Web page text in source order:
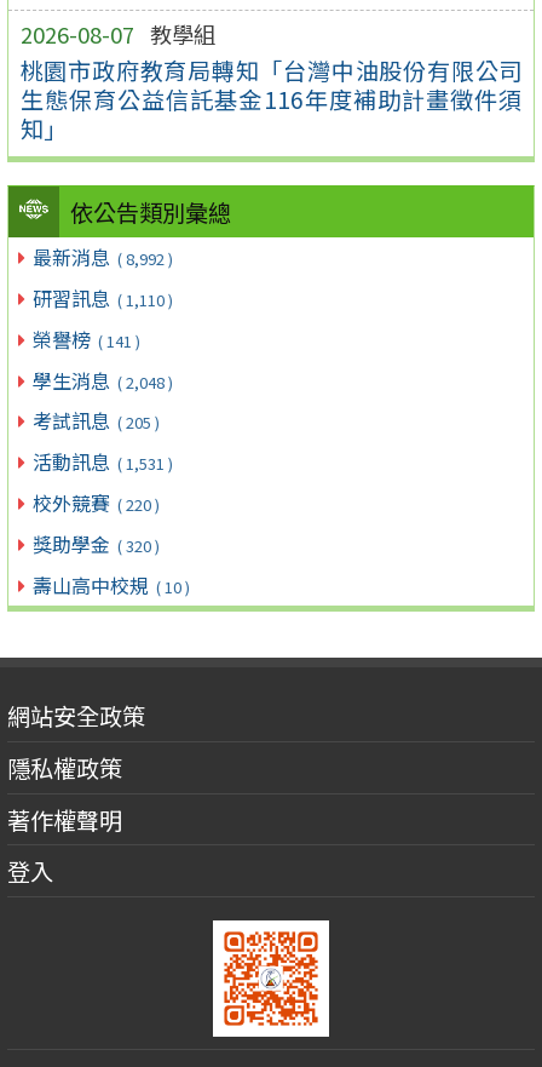
2026-08-07 教學組
桃園市政府教育局轉知「台灣中油股份有限公司
生態保育公益信託基金116年度補助計畫徵件須
知」
依公告類別彙總
最新消息 ( 8,992 )
研習訊息 ( 1,110 )
榮譽榜 ( 141 )
學生消息 ( 2,048 )
考試訊息 ( 205 )
活動訊息 ( 1,531 )
校外競賽 ( 220 )
獎助學金 ( 320 )
壽山高中校規 ( 10 )
網站安全政策
隱私權政策
著作權聲明
登入